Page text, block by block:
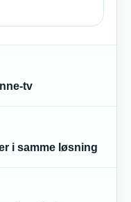
tv
i samme løsning